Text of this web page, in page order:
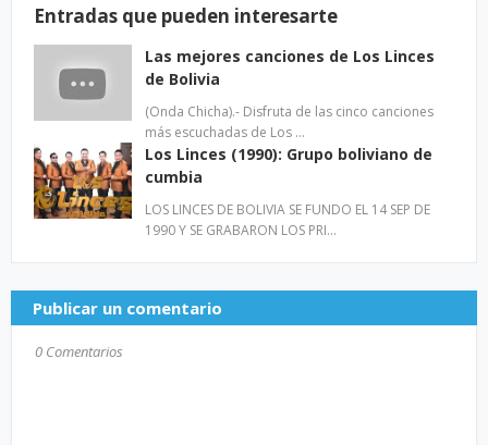
Entradas que pueden interesarte
Las mejores canciones de Los Linces
de Bolivia
(Onda Chicha).- Disfruta de las cinco canciones
más escuchadas de Los …
Los Linces (1990): Grupo boliviano de
cumbia
LOS LINCES DE BOLIVIA SE FUNDO EL 14 SEP DE
1990 Y SE GRABARON LOS PRI…
Publicar un comentario
0 Comentarios